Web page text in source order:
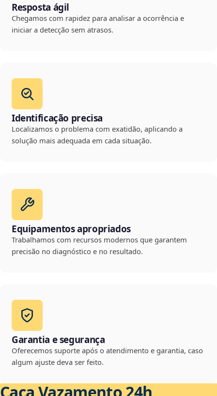
Resposta ágil
Chegamos com rapidez para analisar a ocorrência e
iniciar a detecção sem atrasos.
Identificação precisa
Localizamos o problema com exatidão, aplicando a
solução mais adequada em cada situação.
Equipamentos apropriados
Trabalhamos com recursos modernos que garantem
precisão no diagnóstico e no resultado.
Garantia e segurança
Oferecemos suporte após o atendimento e garantia, caso
algum ajuste deva ser feito.